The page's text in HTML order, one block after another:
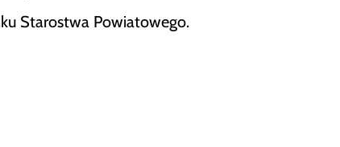
Starostwa Powiatowego.